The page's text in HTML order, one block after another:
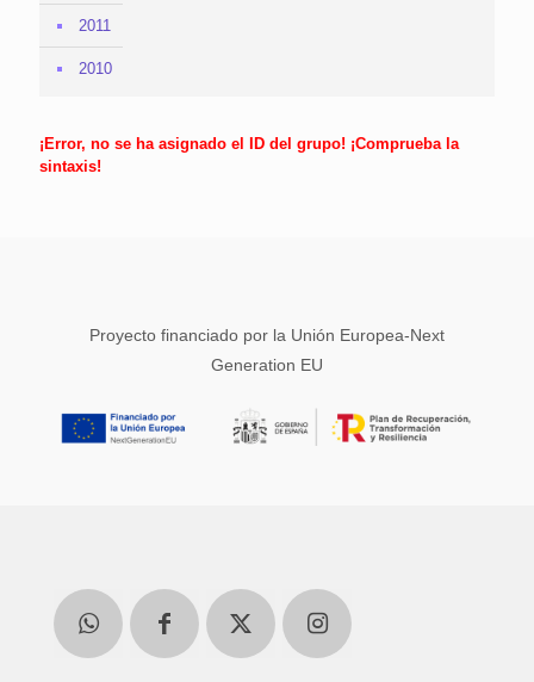
2011
2010
¡Error, no se ha asignado el ID del grupo! ¡Comprueba la
sintaxis!
Proyecto financiado por la Unión Europea-Next
Generation EU